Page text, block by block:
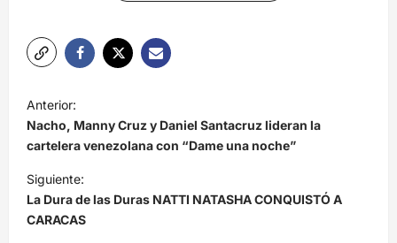
a
v
e
g
a
Anterior:
Nacho, Manny Cruz y Daniel Santacruz lideran la
cartelera venezolana con “Dame una noche”
Siguiente:
La Dura de las Duras NATTI NATASHA CONQUISTÓ A
CARACAS